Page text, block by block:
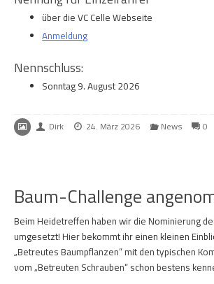
über die VC Celle Webseite
Anmeldung
Nennschluss:
Sonntag 9. August 2026
Dirk 24. März 2026 News 0
Baum-Challenge
Beim Heidetreffen haben wir die Nominierung
umgesetzt! Hier bekommt ihr einen kleinen
„Betreutes Baumpflanzen“ mit den typischen
vom „Betreuten Schrauben“ schon bestens